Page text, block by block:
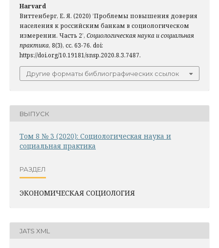
Harvard
Виттенберг, Е. Я. (2020) ’Проблемы повышения доверия
населения к российским банкам в социологическом
измерении. Часть 2’, Социологическая наука и социальная
практика, 8(3), сс. 63-76. doi:
https://doi.org/10.19181/snsp.2020.8.3.7487.
Другие форматы библиографических ссылок
ВЫПУСК
Том 8 № 3 (2020): Социологическая наука и
социальная практика
РАЗДЕЛ
ЭКОНОМИЧЕСКАЯ СОЦИОЛОГИЯ
JATS XML